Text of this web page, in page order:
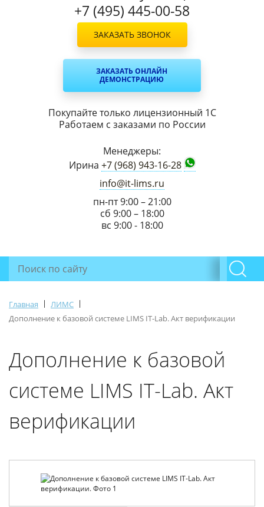
+7 (495) 445-00-58
ЗАКАЗАТЬ ЗВОНОК
ЗАКАЗАТЬ ОНЛАЙН
ДЕМОНСТРАЦИЮ
Покупайте только лицензионный 1С
Работаем с заказами по России
Менеджеры:
Ирина +7 (968) 943-16-28
info@it-lims.ru
пн-пт 9:00 – 21:00
сб 9:00 – 18:00
вс 9:00 - 18:00
Главная | ЛИМС |
Дополнение к базовой системе LIMS IT-Lab. Акт верификации
Дополнение к базовой
системе LIMS IT-Lab. Акт
верификации